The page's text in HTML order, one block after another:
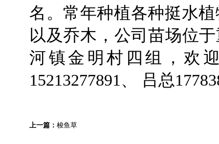
名。常年种植各种挺水
以及乔木，公司苗场位
河镇金明村四组，欢
15213277891、 吕总
上一篇： 梭鱼草